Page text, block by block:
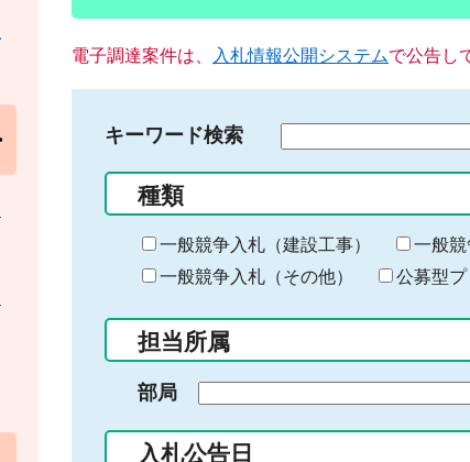
電子調達案件は、 入札情報公開システムで公告し
キーワード検索
る
キ
ー
ー
入
力
種類
一般競争入札（建設工事） 一般競
一般競争入札（その他）
公募型
担当所属
部局
入札公告日